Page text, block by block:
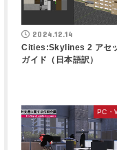
2024.12.14
Cities:Skylines 2 アセ
ガイド（日本語訳）
PC・